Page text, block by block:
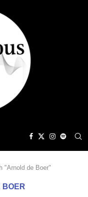
"Arnold de Boer"
BOER